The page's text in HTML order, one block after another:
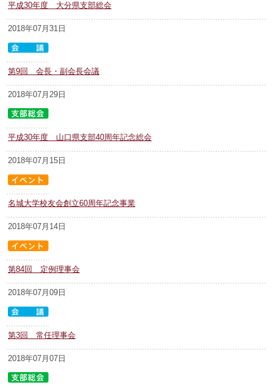
平成30年度 大分県支部総会
2018年07月31日
第9回 会長・副会長会議
2018年07月29日
平成30年度 山口県支部40周年記念総会
2018年07月15日
名城大学校友会創立60周年記念事業
2018年07月14日
第84回 定例理事会
2018年07月09日
第3回 常任理事会
2018年07月07日